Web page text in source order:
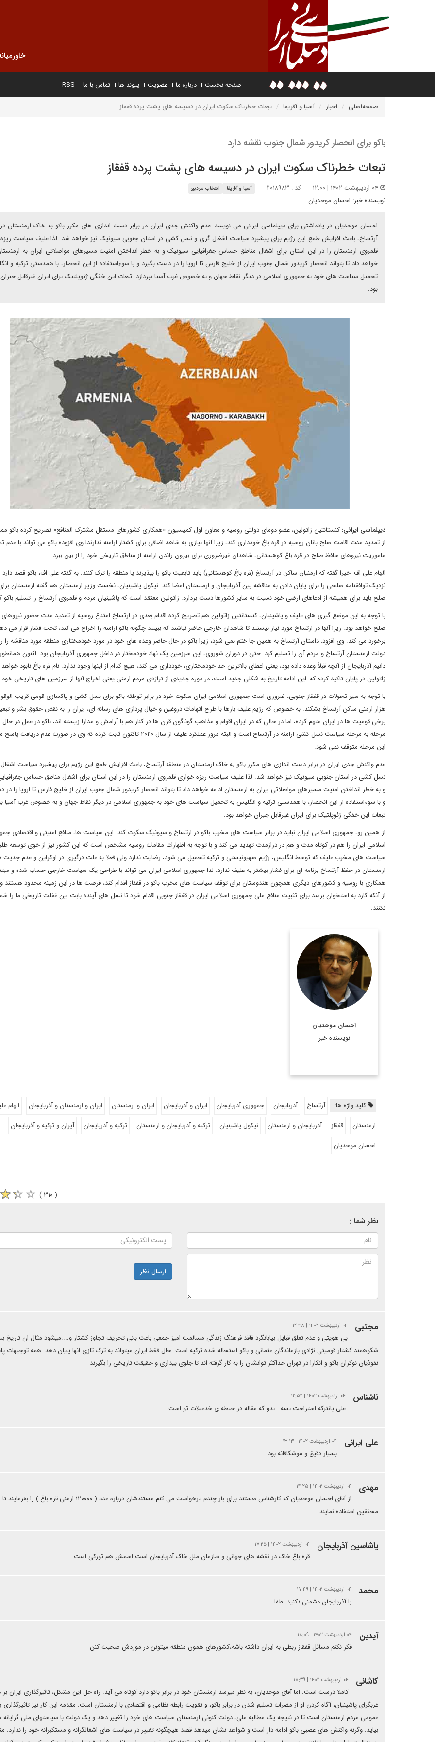
صفحه نخست درباره ما عضویت پیوند ها تماس با ما RSS
صفحه‌اصلی اخبار آسیا و آفریقا تبعات خطرناک سکوت ایران در دسیسه های پشت پرده قفقاز
باکو برای انحصار کریدور شمال جنوب نقشه دارد
تبعات خطرناک سکوت ایران در دسیسه های پشت پرده قفقاز
کد : ۲۰۱۸۹۸۳ آسیا و آفریقا انتخاب سردبیر
نویسنده خبر: احسان موحدیان
احسان موحدیان در یادداشتی برای دیپلماسی ایرانی می نویسد: عدم واکنش جدی ایران در برابر دست اندازی های مکرر باکو به خاک ارمنستان
آرتساخ، باعث افزایش طمع این رژیم برای پیشبرد سیاست اشغال گری و نسل کشی در استان جنوبی سیونیک نیز خواهد شد‌. لذا علیف سیاست
قلمروی ارمنستان را در این استان برای اشغال مناطق حساس جغرافیایی سیونیک و به خطر انداختن امنیت مسیرهای مواصلاتی ایران به
خواهد داد تا بتواند انحصار کریدور شمال جنوب ایران از خلیج فارس تا اروپا را در دست بگیرد و با سوءاستفاده از این انحصار، با همدستی ترکیه و
تحمیل سیاست های خود به جمهوری اسلامی در دیگر نقاط جهان و به خصوص غرب آسیا بپردازد. تبعات این خفگی ژئوپلتیک برای ایران غیرقابل
بود.
دیپلماسی ایرانی: کنستانتین زاتولین، عضو دومای دولتی روسیه و معاون اول کمیسیون «همکاری کشورهای مستقل مشترک المنافع» تصریح کرده باکو
از تمدید مدت اقامت صلح بانان روسیه در قره باغ خودداری کند، زیرا آنها نیازی به شاهد اضافی برای کشتار ارامنه ندارند! وی افزوده باکو می تواند با عدم
ماموریت نیروهای حافظ صلح در قره باغ کوهستانی، شاهدان غیرضروری برای بیرون راندن ارامنه از مناطق تاریخی خود را از بین ببرد.
الهام علی اف اخیرا گفته که ارمنیان ساکن در آرتساخ (قره باغ کوهستانی) باید تابعیت باکو را بپذیرند یا منطقه را ترک کنند. به گفته علی اف، باکو قصد دارد
نزدیک توافقنامه صلحی را برای پایان دادن به مناقشه بین آذربایجان و ارمنستان امضا کند. نیکول پاشینیان، نخست وزیر ارمنستان هم گفته ارمنستان
صلح باید برای همیشه از ادعاهای ارضی خود نسبت به سایر کشورها دست بردارد. زاتولین معتقد است که پاشینیان مردم و قلمروی آرتساخ را تسلیم
با توجه به این موضع گیری های علیف و پاشینیان، کنستانتین زاتولین هم تصریح کرده اقدام بعدی در ارتساخ امتناع روسیه از تمدید مدت حضور
صلح خواهد بود. زیرا آنها در ارتساخ مورد نیاز نیستند تا شاهدان خارجی حاضر نباشند که ببینند چگونه باکو ارامنه را اخراج می کند، تحت فشار قرار می
برخورد می کند. وی افزود: داستان آرتساخ به همین جا ختم نمی شود، زیرا باکو در حال حاضر وعده های خود در مورد خودمختاری منطقه مورد مناقشه را
دولت ارمنستان آرتساخ و مردم آن را تسلیم کرد. حتی در دوران شوروی، این سرزمین یک نهاد خودمختار در داخل جمهوری آذربایجان بود. اکنون
دانیم آذربایجان از آنچه قبلاً وعده داده بود، یعنی اعطای بالاترین حد خودمختاری، خودداری می کند، هیچ کدام از اینها وجود ندارد. نام قره باغ نابود
زاتولین در پایان تاکید کرده که: این ادامه تاریخ به شکلی جدید است، در دوره جدیدی از تراژدی مردم ارمنی یعنی اخراج آنها از سرزمین های تاریخی
هزار ارمنی ساکن آرتساخ بشکند. به خصوص که رژیم علیف بارها با طرح اتهامات دروغین و خیال پردازی های رسانه ای، ایران را به نقض حقوق بشر و
برخی قومیت ها در ایران متهم کرده، اما در حالی که در ایران اقوام و مذاهب گوناگون قرن ها در کنار هم با آرامش و مدارا زیسته اند، باکو در عمل در حال
مرحله به مرحله سیاست نسل کشی ارامنه در آرتساخ است و البته مرور عملکرد علیف از سال ۲۰۲۰ تاکنون ثابت کرده که وی در صورت
این مرحله متوقف نمی شود.
عدم واکنش جدی ایران در برابر دست اندازی های مکرر باکو به خاک ارمنستان در منطقه آرتساخ، باعث افزایش طمع این رژیم برای پیشبرد سیاست
نسل کشی در استان جنوبی سیونیک نیز خواهد شد‌. لذا علیف سیاست ریزه خواری قلمروی ارمنستان را در این استان برای اشغال مناطق حساس
و به خطر انداختن امنیت مسیرهای مواصلاتی ایران به ارمنستان ادامه خواهد داد تا بتواند انحصار کریدور شمال جنوب ایران از خلیج فارس تا اروپا را
و با سوءاستفاده از این انحصار، با همدستی ترکیه و انگلیس به تحمیل سیاست های خود به جمهوری اسلامی در دیگر نقاط جهان و به خصوص غرب آسیا
تبعات این خفگی ژئوپلتیک برای ایران غیرقابل جبران خواهد بود.
از همین رو، جمهوری اسلامی ایران نباید در برابر سیاست های مخرب باکو در ارتساخ و سیونیک سکوت کند. این سیاست ها، منافع امنیتی و اقتصادی
اسلامی ایران را هم در کوتاه مدت و هم در درازمدت تهدید می کند و با توجه به اظهارات مقامات روسیه مشخص است که این کشور نیز از خوی توسعه
سیاست های مخرب علیف که توسط انگلیس، رژیم صهیونیستی و ترکیه تحمیل می شود، رضایت ندارد ولی فعلا به علت درگیری در اوکراین و عدم جدیت
ارمنستان در حفظ آرتساخ برنامه ای برای فشار بیشتر به علیف ندارد. لذا جمهوری اسلامی ایران می تواند با طراحی یک سیاست خارجی حساب شده و
همکاری با روسیه و کشورهای دیگری همچون هندوستان برای توقف سیاست های مخرب باکو در قفقاز اقدام کند، فرصت ها در این زمینه محدود هستند و
از آنکه کارد به استخوان برسد برای تثبیت منافع ملی جمهوری اسلامی ایران در قفقاز جنوبی اقدام شود تا نسل های آینده بابت این غفلت تاریخی ما را
نکنند.
احسان موحدیان
نویسنده خبر
دکتر احسان موحدیان،
مدرس دانشگاه و کارشناس
روابط بین الملل
اطلاعات بیشتر
کلید واژه ها: آرتساخ آذربایجان جمهوری آذربایجان ایران و آذربایجان ایران و ارمنستان ایران و ارمنستان و آذربایجان
الهام
ارمنستان
قفقاز آذربایجان و ارمنستان نیکول پاشینیان ترکیه و آذربایجان و ارمنستان ترکیه و آذربایجان
آیران و ترکیه و آذربایجان
احسان موحدیان
( ۳۱۰ )
نظر شما :
ارسال نظر
مجتبی ۰۴ اردیبهشت ۱۴۰۲ | ۱۲:۴۸
بی هویتی و عدم تعلق قبایل بیابانگرد فاقد فرهنگ زندگی مسالمت امیز جمعی باعث بانی تحریف تجاوز کشتار و....میشود مثال ان تاریخ
شکوهمند کشتار قومیتی نژادی بازماندگان عثمانی و باکو استحاله شده ترکیه است .حال فقط ایران میتواند به ترک تازی انها پایان دهد .همه توجیهات
نفوذیان نوکران باکو و انکارا در تهران حداکثر توانشان را به کار گرفته اند تا جلوی بیداری و حقیقت تاریخی را بگیرند
ناشناس ۰۴ اردیبهشت ۱۴۰۲ | ۱۲:۵۲
علی پانترکه استراحت بسه . بدو که مقاله در حیطه ی خذعبلات تو است .
علی ایرانی ۰۴ اردیبهشت ۱۴۰۲ | ۱۳:۱۳
بسیار دقیق و موشکافانه بود
مهدی ۰۴ اردیبهشت ۱۴۰۲ | ۱۴:۲۵
از آقای احسان موحدیان که کارشناس هستند برای بار چندم درخواست می کنم مستندشان درباره عدد ( ۱۲۰۰۰۰ ارمنی قره باغ )
محققین استفاده نمایند .
یاشاسین آذربایجان ۰۴ اردیبهشت ۱۴۰۲ | ۱۷:۲۵
قره باغ خاک در نقشه های جهانی و سازمان ملل خاک آذربایجان است اسمش هم تورکی است
محمد ۰۴ اردیبهشت ۱۴۰۲ | ۱۷:۴۹
با آذربایجان دشمنی نکنید لطفا
آیدین ۰۴ اردیبهشت ۱۴۰۲ | ۱۸:۰۹
فکر نکنم مسائل قفقاز ربطی به ایران داشته باشه،کشورهای همون منطقه میتونن در موردش صحبت کنن
کاشانی ۰۴ اردیبهشت ۱۴۰۲ | ۱۸:۳۹
کاملا درست است. اما آقای موحدیان، به نظر میرسد ارمنستان خود در برابر باکو دارد کوتاه می آید. راه حل این مشکل، تاثیرگذاری ایران
غربگرای پاشینیان، آگاه کردن او از مضرات تسلیم شدن در برابر باکو، و تقویت رابطه نظامی و اقتصادی با ارمنستان است. مقدمه این کار نیز تاثیرگذاری
عمومی مردم ارمنستان است تا در نتیجه یک مطالبه ملی، دولت کنونی ارمنستان سیاست های خود را تغییر دهد و یک دولت با سیاستهای ملی گرایانه
بیاید. وگرنه واکنش های عصبی باکو ادامه دار است و شواهد نشان میدهد قصد هیچگونه تغییر در سیاست های اشغالگرانه و مستکبرانه خود را ندارد.